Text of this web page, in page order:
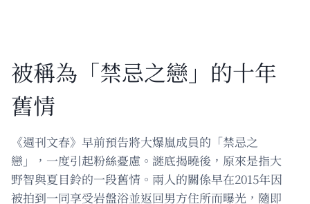
被稱為「禁忌之戀」的十年
舊情
《週刊文春》早前預告將大爆嵐成員的「禁忌之
戀」，一度引起粉絲憂慮。謎底揭曉後，原來是指大
野智與夏目鈴的一段舊情。兩人的關係早在2015年因
被拍到一同享受岩盤浴並返回男方住所而曝光，隨即